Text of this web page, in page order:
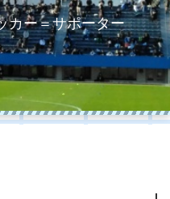
カー＝サポーター